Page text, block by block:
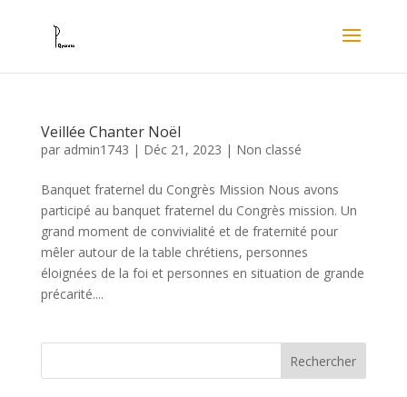
Veillée Chanter Noël
par admin1743 | Déc 21, 2023 | Non classé
Banquet fraternel du Congrès Mission Nous avons
participé au banquet fraternel du Congrès mission. Un
grand moment de convivialité et de fraternité pour
mêler autour de la table chrétiens, personnes
éloignées de la foi et personnes en situation de grande
précarité....
Rechercher